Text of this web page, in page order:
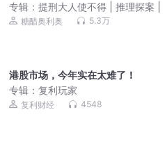
专辑： 提刑大人使不得 | 推理探案 |
古言 | 奥利奥、刺猬领衔 | 多人有
糖醋奥利奥 5.3万
港股市场，今年实在太难了！
专辑： 复利玩家
复利财经 4548